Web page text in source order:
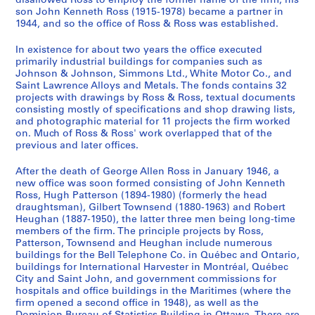
n
1
4
7
a
n
d
1
9
3
]
AP013.S1.D301.SD1
n
1
4
0
a
n
d
1
9
4
]
AP013.S1.D348.SD1
]
AP013.S1.D348.SD4
1
9
4
AP013.S1.D348.SD7
4
4
AP013.S1.D348.SD8
9
4
]
AP013.S1.D348.SD14
1
9
4
AP013.S1.D348.SD15
6
0
AP013.S2.D614
p
p
r
t
[
C
h
o
m
d
y
A
p
a
r
t
m
e
n
t
o
d
m
i
r
a
l
B
a
t
t
y
H
o
t
e
l
,
son John Kenneth Ross (1915-1978) became a partner in
1944, and so the office of Ross & Ross was established.
In existence for about two years the office executed
primarily industrial buildings for companies such as
Johnson & Johnson, Simmons Ltd., White Motor Co., and
Saint Lawrence Alloys and Metals. The fonds contains 32
projects with drawings by Ross & Ross, textual documents
consisting mostly of specifications and shop drawing lists,
and photographic material for 11 projects the firm worked
on. Much of Ross & Ross' work overlapped that of the
previous and later offices.
After the death of George Allen Ross in January 1946, a
new office was soon formed consisting of John Kenneth
Ross, Hugh Patterson (1894-1980) (formerly the head
draughtsman), Gilbert Townsend (1880-1963) and Robert
Heughan (1887-1950), the latter three men being long-time
members of the firm. The principle projects by Ross,
Patterson, Townsend and Heughan include numerous
buildings for the Bell Telephone Co. in Québec and Ontario,
buildings for International Harvester in Montréal, Québec
City and Saint John, and government commissions for
hospitals and office buildings in the Maritimes (where the
firm opened a second office in 1948), as well as the